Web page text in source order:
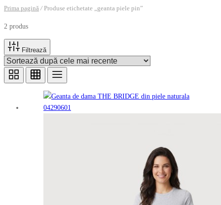
Prima pagină /Produse etichetate „geanta piele pin”
2 produs
Filtrează